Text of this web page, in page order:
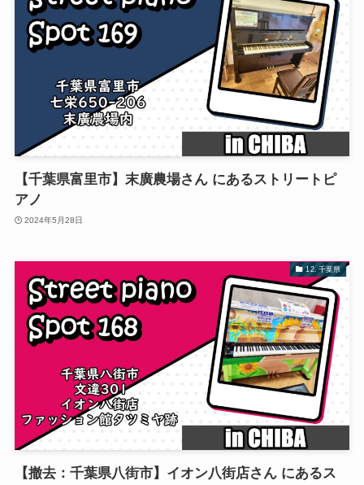
【千葉県富里市】末廣農場さん にあるストリートピ
アノ
2024年5月28日
12. 千葉県
【撤去：千葉県八街市】イオン八街店さん にあるス